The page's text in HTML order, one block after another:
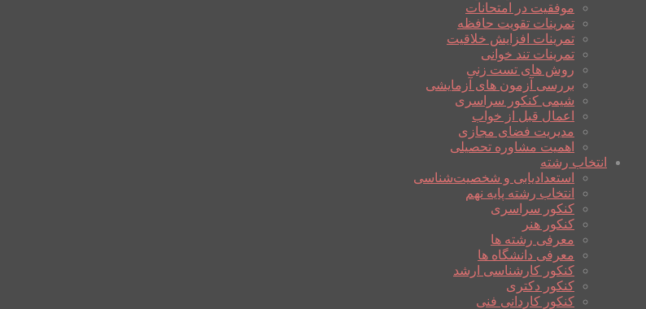
موفقیت در امتحانات
تمرینات تقویت حافظه
تمرینات افزایش خلاقیت
تمرینات تند خوانی
روش های تست زنی
بررسی آزمون های آزمایشی
شیمی کنکور سراسری
اعمال قبل از خواب
مدیریت فضای مجازی
اهمیت مشاوره تحصیلی
انتخاب رشته
استعدادیابی و شخصیت‌شناسی
انتخاب رشته پایه نهم
کنکور سراسری
کنکور هنر
معرفی رشته ها
معرفی دانشگاه ها
کنکور کارشناسی ارشد
کنکور دکتری
کنکور کاردانی فنی